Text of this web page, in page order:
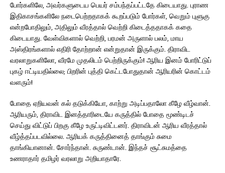
போர்களிலே, அவர்களுடைய பெயர் சம்பந்தப்பட்டதே கிடையாது. புராண
இதிகாசங்களிலே நடைபெற்றதாகக் கூறப்படும் போர்கள், வெறும் புளுகு
என்றபோதிலும், அதிலும் வீரத்தால் வெற்றி கிடைத்ததாகக் கதை
கிடையாது. வேள்விகளால் வெற்றி, பரமன் அருளால் பலம், மாய
அஸ்திரங்களால் எதிரி தோற்றான் என்றுதான் இருக்கும். திராவிட
வரலாறுகளிலோ, வீரமே முதலிடம் பெற்றிருக்கும்! ஆரிய இனம் போரிட்டுப்
புகழ் ஈட்டியதில்லை; பிறரின் புத்தி கெட்டபோதுதான் ஆரியரின் கொட்டம்
வளரும்!
போதை ஏறியவன் கல் தடுக்கியோ, காற்று அடிப்பதாலோ கீழே வீழ்வான்.
ஆரியரும், திராவிட இனத்தாரிடையே கருத்தில் போதை மூண்டிடச்
செய்து விட்டுப் பிறகு கீழே உருட்டிவிட்டனர். திராவிடன் ஆரிய வீரத்தால்
வீழ்த்தப்படவில்லை. ஆரியக் கருத்தினைத் தாங்கும் சுமை
தாங்கியானான். சோர்ந்தான். சுருண்டான். இந்தச் சூட்சுமத்தை
உணராதார் தமிழர் வரலாறு அறியாதாரே.